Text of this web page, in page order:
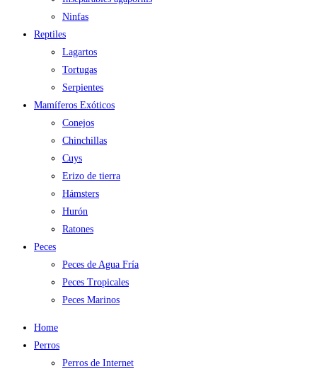
Ninfas
Reptiles
Lagartos
Tortugas
Serpientes
Mamíferos Exóticos
Conejos
Chinchillas
Cuys
Erizo de tierra
Hámsters
Hurón
Ratones
Peces
Peces de Agua Fría
Peces Tropicales
Peces Marinos
Home
Perros
Perros de Internet